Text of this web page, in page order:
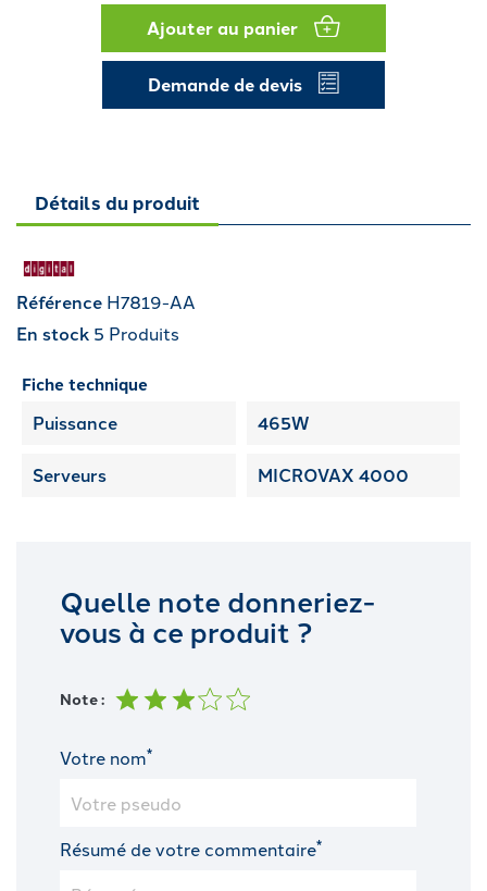
Ajouter au panier
Demande de devis
Détails du produit
Référence H7819-AA
En stock 5 Produits
Fiche technique
Puissance 465W
Serveurs MICROVAX 4000
Quelle note donneriez-
vous à ce produit ?
Note :
Votre nom*
Résumé de votre commentaire*